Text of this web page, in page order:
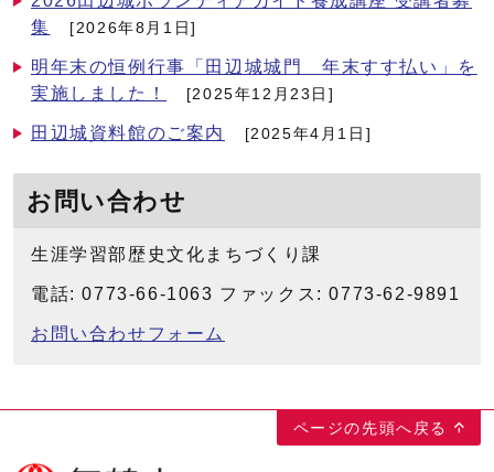
集
[2026年8月1日]
明年末の恒例行事「田辺城城門 年末すす払い」を
実施しました！
[2025年12月23日]
田辺城資料館のご案内 [2025年4月1日]
お問い合わせ
生涯学習部歴史文化まちづくり課
電話: 0773-66-1063 ファックス: 0773-62-9891
お問い合わせフォーム
ページの先頭へ戻る